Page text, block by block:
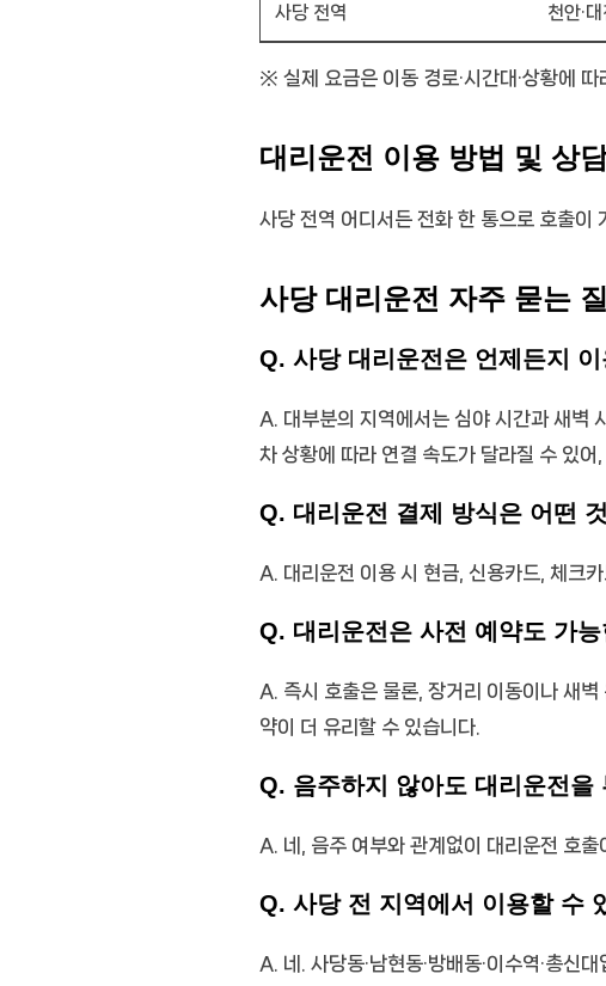
사당 전역 천안·
※ 실제 요금은 이동 경로·시간대·상황에
대리운전 이용 방법 및 상
사당 전역 어디서든 전화 한 통으로 호출이
사당 대리운전 자주 묻는
Q. 사당 대리운전은 언제든지
A. 대부분의 지역에서는 심야 시간과 새벽
차 상황에 따라 연결 속도가 달라질 수 있
Q. 대리운전 결제 방식은 어떤
A. 대리운전 이용 시 현금, 신용카드, 체크
Q. 대리운전은 사전 예약도 가
A. 즉시 호출은 물론, 장거리 이동이나 새
약이 더 유리할 수 있습니다.
Q. 음주하지 않아도 대리운전을
A. 네, 음주 여부와 관계없이 대리운전 호
Q. 사당 전 지역에서 이용할 수
A. 네. 사당동·남현동·방배동·이수역·총신